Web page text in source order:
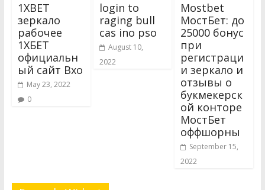
1XBET
зеркало
рабочее
1ХБЕТ
официальн
ый сайт Вхо
May 23, 2022
0
login to
raging bull
cas ino pso
August 10,
2022
Mostbet
МостБет: до
25000 бонус
при
регистраци
и зеркало и
отзывы о
букмекерск
ой конторе
МостБет
оффшорны
September 15,
2022